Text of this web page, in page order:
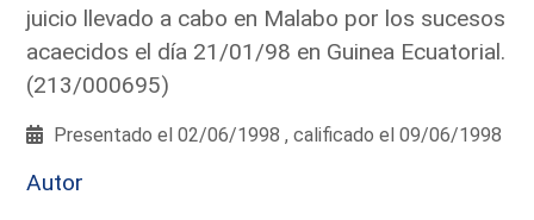
juicio llevado a cabo en Malabo por los sucesos
acaecidos el día 21/01/98 en Guinea Ecuatorial.
(213/000695)
Presentado el 02/06/1998 , calificado el 09/06/1998
Autor